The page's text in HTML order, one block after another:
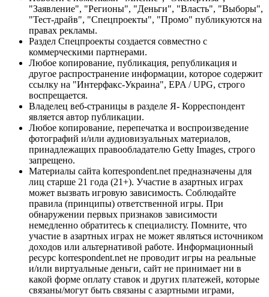
"Заявление", "Регионы", "Деньги", "Власть", "Выборы",
"Тест-драйв", "Спецпроекты", "Промо" публикуются на
правах рекламы.
Раздел Спецпроекты создается совместно с
коммерческими партнерами.
Любое копирование, публикация, републикация и
другое распространение информации, которое содержит
ссылку на "Интерфакс-Украина", EPA / UPG, строго
воспрещается.
Владелец веб-страницы в разделе Я- Корреспондент
является автор публикации.
Любое копирование, перепечатка и воспроизведение
фотографий и/или аудиовизуальных материалов,
принадлежащих правообладателю Getty Images, строго
запрещено.
Материалы сайта korrespondent.net предназначены для
лиц старше 21 года (21+). Участие в азартных играх
может вызвать игровую зависимость. Соблюдайте
правила (принципы) ответственной игры. При
обнаружении первых признаков зависимости
немедленно обратитесь к специалисту. Помните, что
участие в азартных играх не может являться источником
доходов или альтернативой работе. Информационный
ресурс korrespondent.net не проводит игры на реальные
и/или виртуальные деньги, сайт не принимает ни в
какой форме оплату ставок и других платежей, которые
связаны/могут быть связаны с азартными играми,